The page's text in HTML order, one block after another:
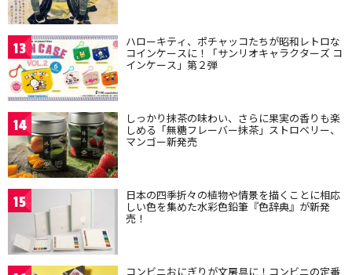
13 ハローキティ、ポチャッコたちが昭和レトロな
コインケースに！「サンリオキャラクターズ コ
インケース」第２弾
14 しっかり抹茶の味わい、さらに果実の香りも楽
しめる「無糖フレーバー抹茶」ストロベリー、
マンゴー新発売
15 日本の四季折々の植物や情景を描くことに相応
しい色を集めた水彩色鉛筆『色辞典』が新発
売！
コンビニおにぎりが文房具に！コンビニの定番